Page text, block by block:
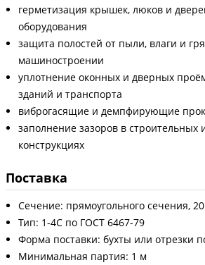
герметизация крышек, люков и
оборудования
защита полостей от пыли, влаги и
машиностроении
уплотнение оконных и дверных
зданий и транспорта
виброгасящие и демпфирующие
заполнение зазоров в строительных
конструкциях
Поставка
Сечение: прямоугольного сечения,
Тип: 1-4С по ГОСТ 6467-79
Форма поставки: бухты или отрезки
Минимальная партия: 1 м